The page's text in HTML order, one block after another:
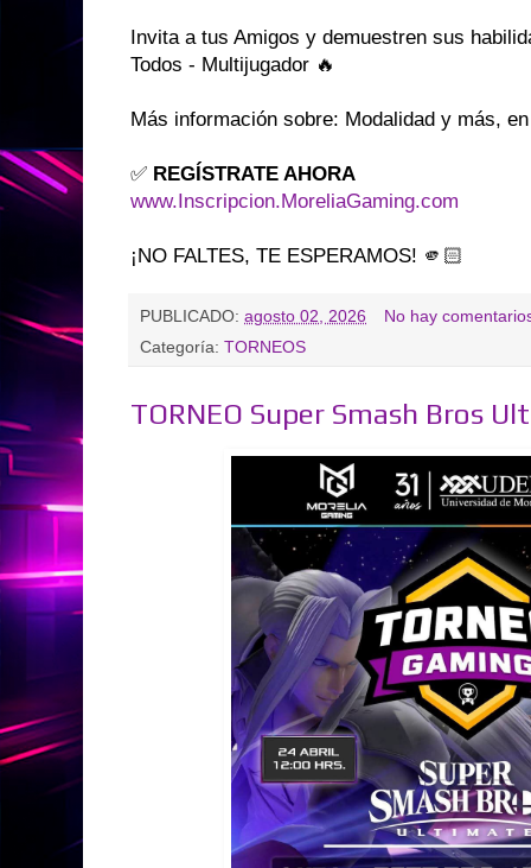
Invita a tus Amigos y demuestren sus
Todos - Multijugador 🔥
Más información sobre: Modalidad y más,
✅ REGÍSTRATE AHORA
www.Inscripcion.MoreliaGaming.com
¡NO FALTES, TE ESPERAMOS! 🫵🏻
PUBLICADO: agosto 02, 2026
No hay
Categoría: TORNEOS
TORNEO Super Smash Bros